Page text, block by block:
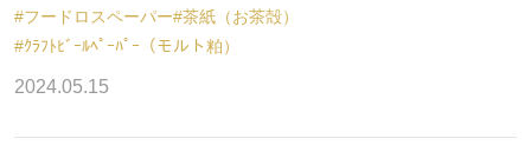
#フードロスペーパー#茶紙（お茶殻）
#ｸﾗﾌﾄﾋﾞｰﾙﾍﾟｰﾊﾟｰ（モルト粕）
2024.05.15